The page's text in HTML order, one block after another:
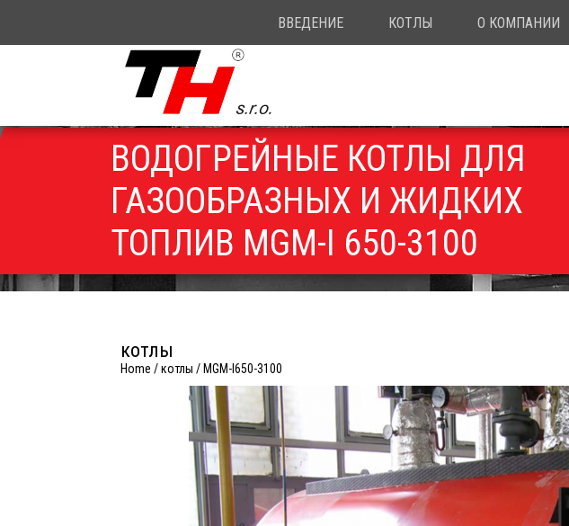
ВВЕДЕНИЕ КОТЛЫ О КОМПАНИИ
ВОДОГРЕЙНЫЕ КОТЛЫ ДЛЯ
ГАЗООБРАЗНЫХ И ЖИДКИХ
ТОПЛИВ MGM-I 650-3100
котлы
Home /котлы / MGM-I650-3100